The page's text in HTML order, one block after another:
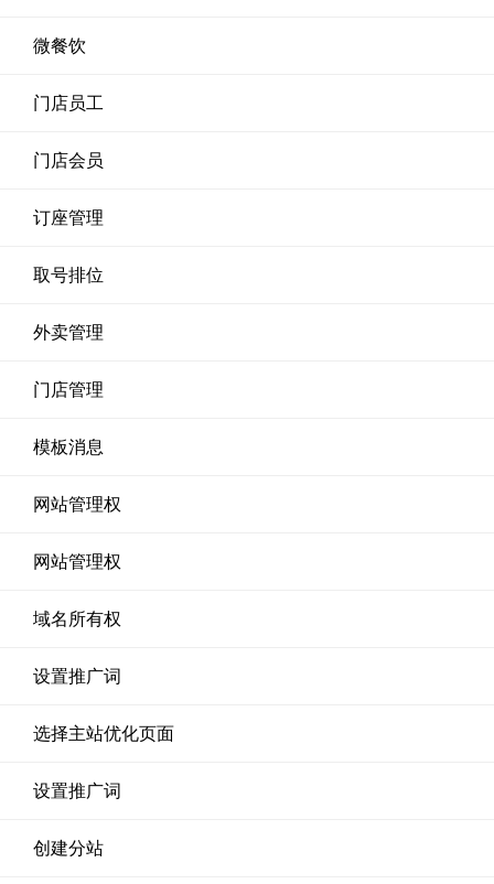
微餐饮
门店员工
门店会员
订座管理
取号排位
外卖管理
门店管理
模板消息
网站管理权
网站管理权
域名所有权
设置推广词
选择主站优化页面
设置推广词
创建分站